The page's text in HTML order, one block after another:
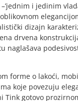
i jedinim
dizajn
drvena
naglašava
forme o lakoći,
koje povezuju
gotovo